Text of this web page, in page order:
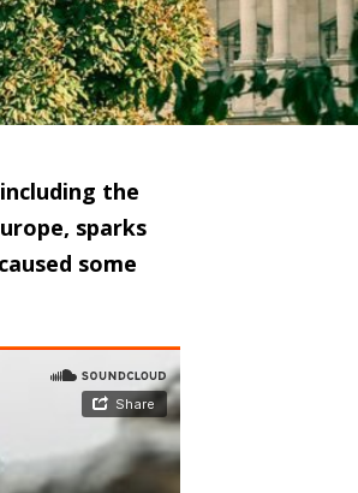
the
sparks
some